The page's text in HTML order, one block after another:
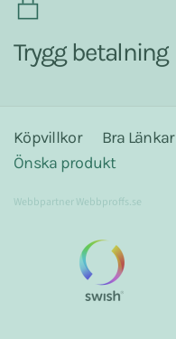
Trygg betalning
Köpvillkor Bra Länkar
Önska produkt
WebbpartnerWebbproffs.se